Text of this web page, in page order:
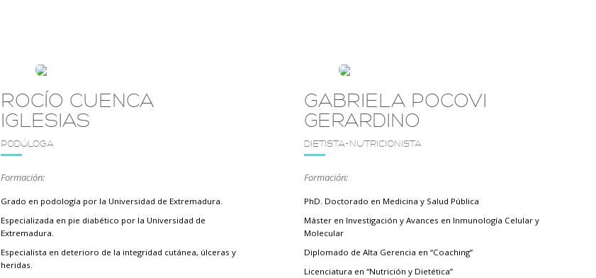
ROCÍO CUENCA
IGLESIAS
PODÓLOGA
Formación:
Grado en podología por la Universidad de Extremadura.
Especializada en pie diabético por la Universidad de
Extremadura.
Especialista en deterioro de la integridad cutánea, úlceras y
heridas.
GABRIELA POCOVI
GERARDINO
DIETISTA-NUTRICIONISTA
Formación:
PhD. Doctorado en Medicina y Salud Pública
Máster en Investigación y Avances en Inmunología Celular y
Molecular
Diplomado de Alta Gerencia en “Coaching”
Licenciatura en “Nutrición y Dietética”